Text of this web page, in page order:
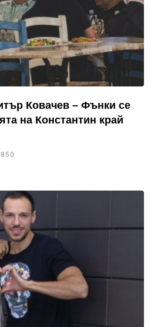
Ковачев – Фънки се
на Константин край